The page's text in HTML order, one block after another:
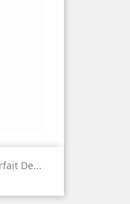
De...